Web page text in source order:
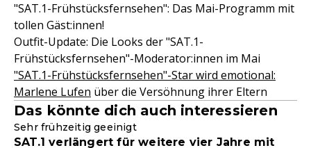
"SAT.1-Frühstücksfernsehen": Das Mai-Programm mit
tollen Gäst:innen!
Outfit-Update: Die Looks der "SAT.1-
Frühstücksfernsehen"-Moderator:innen im Mai
"SAT.1-Frühstücksfernsehen"-Star wird emotional:
Marlene Lufen über die Versöhnung ihrer Eltern
Das könnte dich auch interessieren
Sehr frühzeitig geeinigt
SAT.1 verlängert für weitere vier Jahre mit